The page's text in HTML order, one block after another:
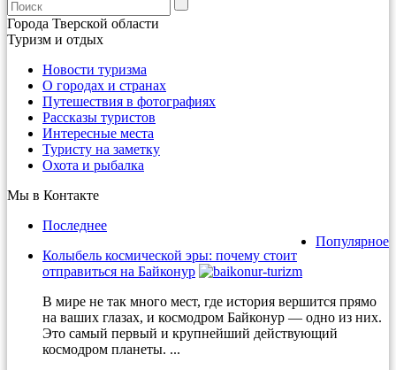
Города Тверской области
Туризм и отдых
Новости туризма
О городах и странах
Путешествия в фотографиях
Рассказы туристов
Интересные места
Туристу на заметку
Охота и рыбалка
Мы в Контакте
Последнее
Популярное
Колыбель космической эры: почему стоит
отправиться на Байконур
В мире не так много мест, где история вершится прямо
на ваших глазах, и космодром Байконур — одно из них.
Это самый первый и крупнейший действующий
космодром планеты. ...